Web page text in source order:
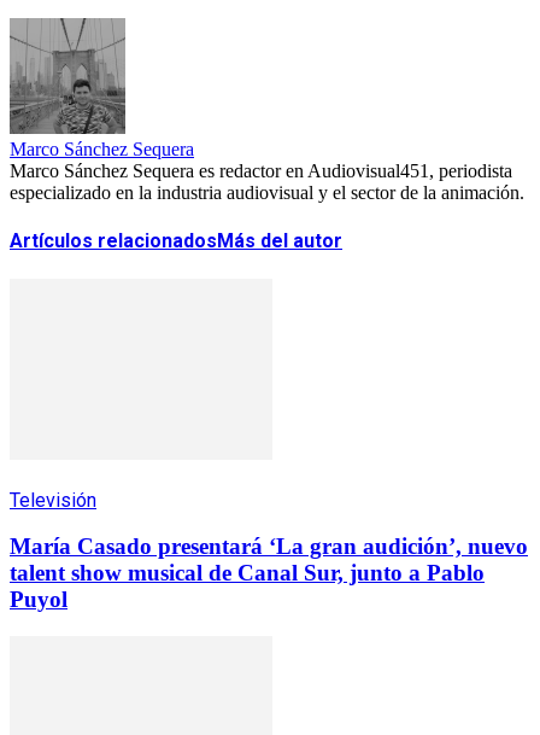
Marco Sánchez Sequera
Marco Sánchez Sequera es redactor en Audiovisual451, periodista
especializado en la industria audiovisual y el sector de la animación.
Artículos relacionados Más del autor
Televisión
María Casado presentará ‘La gran audición’, nuevo
talent show musical de Canal Sur, junto a Pablo
Puyol